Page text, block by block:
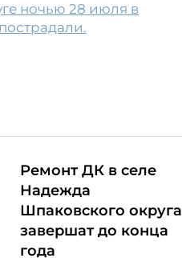
ночью 28 июля в
Ремонт ДК в селе
Надежда
Шпаковского округа
завершат до конца
года